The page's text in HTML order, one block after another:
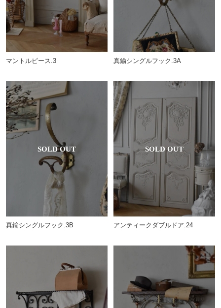
マントルピース.3 真鍮シングルフック.3A
真鍮シングルフック.3B アンティークダブルドア.24